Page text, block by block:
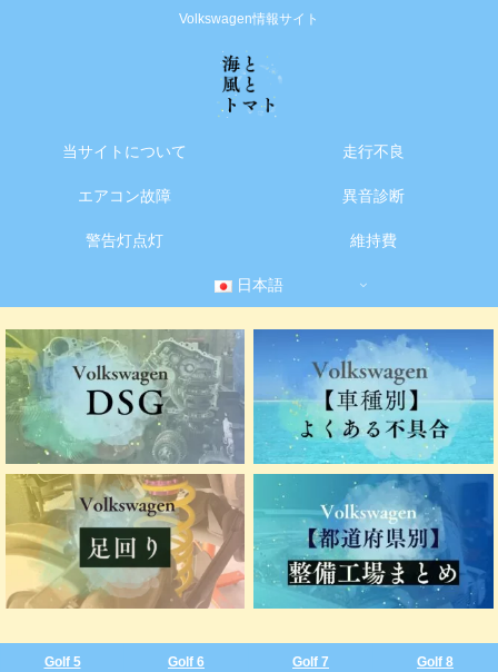
Volkswagen情報サイト
当サイトについて 走行不良
エアコン故障 異音診断
警告灯点灯 維持費
日本語
Golf 5 Golf 6 Golf 7 Golf 8